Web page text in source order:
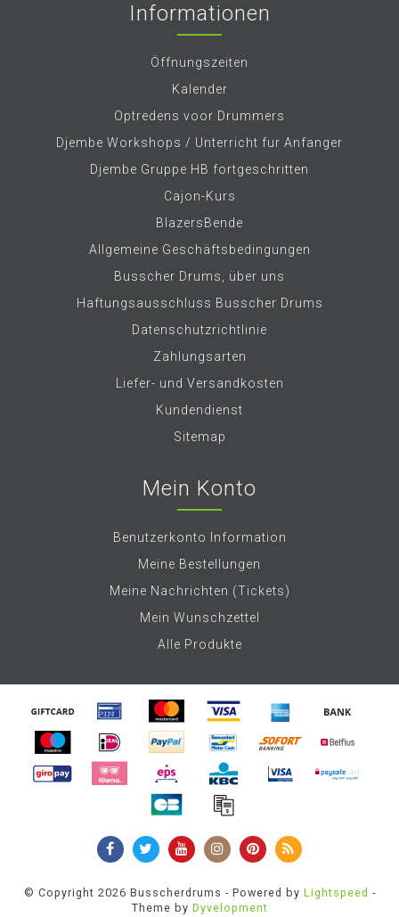
Informationen
Öffnungszeiten
Kalender
Optredens voor Drummers
Djembe Workshops / Unterricht fur Anfanger
Djembe Gruppe HB fortgeschritten
Cajon-Kurs
BlazersBende
Allgemeine Geschäftsbedingungen
Busscher Drums, über uns
Haftungsausschluss Busscher Drums
Datenschutzrichtlinie
Zahlungsarten
Liefer- und Versandkosten
Kundendienst
Sitemap
Mein Konto
Benutzerkonto Information
Meine Bestellungen
Meine Nachrichten (Tickets)
Mein Wunschzettel
Alle Produkte
© Copyright 2026 Busscherdrums - Powered by Lightspeed -
Theme by Dyvelopment